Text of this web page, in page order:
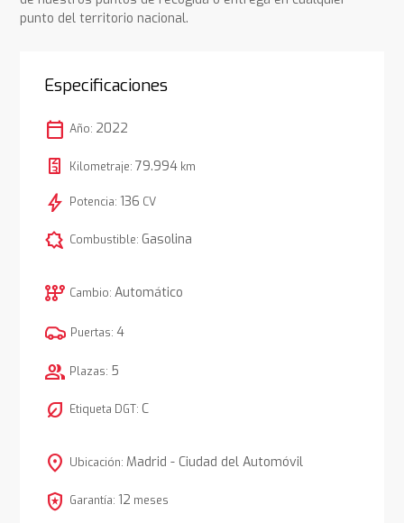
punto del territorio nacional.
Especificaciones
calendar_today Año: 2022
Kilometraje: 79.994km
bolt Potencia: 136 CV
comic_bubble Combustible: Gasolina
auto_transmission Cambio: Automático
Puertas: 4
group Plazas: 5
nest_eco_leaf Etiqueta DGT: C
location_on Ubicación: Madrid - Ciudad del Automóvil
local_police Garantía: 12 meses